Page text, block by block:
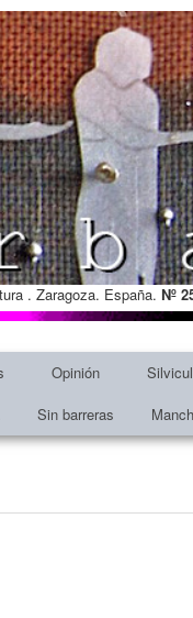
. Zaragoza. España. Nº
Opinión
Sin barreras